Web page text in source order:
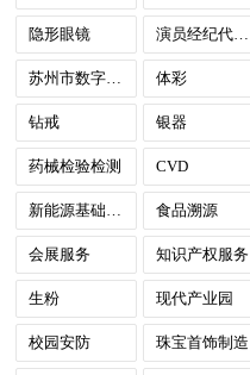
隐形眼镜 演员经纪代理服务
体彩
钻戒 银器
药械检验检测 CVD
食品溯源
会展服务 知识产权服务
生粉 现代产业园
校园安防 珠宝首饰制造